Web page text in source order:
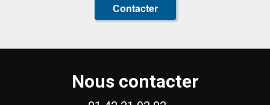
Contacter
Nous contacter